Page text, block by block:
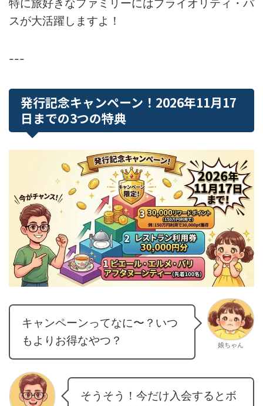
特に旅好きなファミリーにはプライオリティ・パ
スが大活躍しますよ！
---
発行記念キャンペーン！2026年11月17
日までの3つの特典
キャンペーンってなに〜？いつ
もよりお得なやつ？
娘ちゃん
そうそう！今だけ入会するとボ